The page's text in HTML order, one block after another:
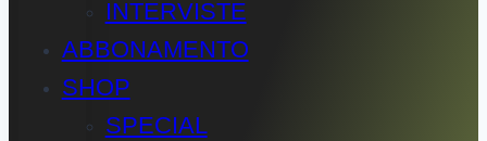
INTERVISTE
ABBONAMENTO
SHOP
SPECIAL